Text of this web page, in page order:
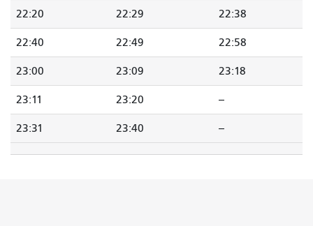
22:20 22:29 22:38
22:40 22:49 22:58
23:00 23:09 23:18
23:11 23:20 --
23:31 23:40 --